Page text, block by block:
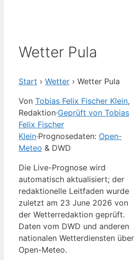
Wetter Pula
Start › Wetter › Wetter Pula
Von Tobias Felix Fischer Klein,
Redaktion·Geprüft von Tobias
Felix Fischer
Klein·Prognosedaten: Open-
Meteo & DWD
Die Live-Prognose wird
automatisch aktualisiert; der
redaktionelle Leitfaden wurde
zuletzt am 23 June 2026 von
der Wetterredaktion geprüft.
Daten vom DWD und anderen
nationalen Wetterdiensten über
Open-Meteo.